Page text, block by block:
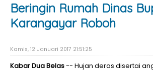
Beringin Rumah Dinas
Karangayar Roboh
Kamis, 12 Januari 2017 21:51:25
Kabar Dua Belas-- Hujan deras disertai